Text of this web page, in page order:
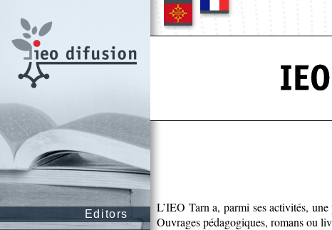
Editors
L’IEO Tarn a, parmi ses activités,
Ouvrages pédagogiques, romans ou